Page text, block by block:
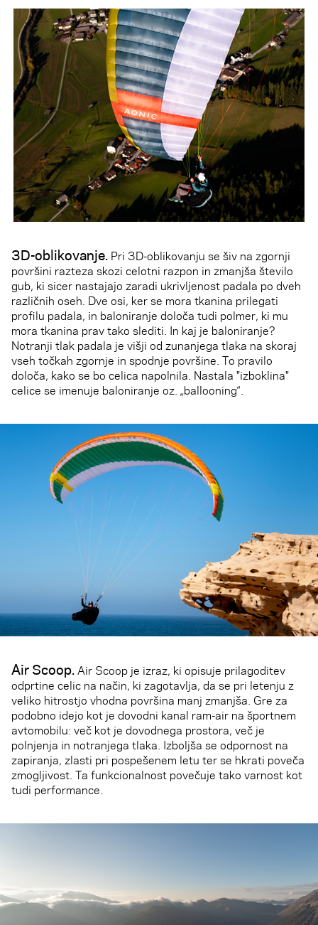
3D-oblikovanje. Pri 3D-oblikovanju se šiv na zgornji
površini razteza skozi celotni razpon in zmanjša število
gub, ki sicer nastajajo zaradi ukrivljenost padala po dveh
različnih oseh. Dve osi, ker se mora tkanina prilegati
profilu padala, in baloniranje določa tudi polmer, ki mu
mora tkanina prav tako slediti. In kaj je baloniranje?
Notranji tlak padala je višji od zunanjega tlaka na skoraj
vseh točkah zgornje in spodnje površine. To pravilo
določa, kako se bo celica napolnila. Nastala "izboklina"
celice se imenuje baloniranje oz. „ballooning“.
Air Scoop.Air Scoop je izraz, ki opisuje prilagoditev
odprtine celic na način, ki zagotavlja, da se pri letenju z
veliko hitrostjo vhodna površina manj zmanjša. Gre za
podobno idejo kot je dovodni kanal ram-air na športnem
avtomobilu: več kot je dovodnega prostora, več je
polnjenja in notranjega tlaka. Izboljša se odpornost na
zapiranja, zlasti pri pospešenem letu ter se hkrati poveča
zmogljivost. Ta funkcionalnost povečuje tako varnost kot
tudi performance.